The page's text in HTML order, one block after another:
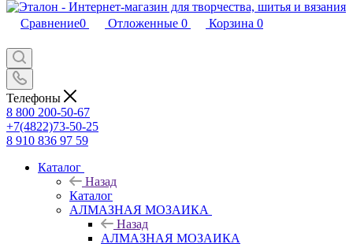
Сравнение0 Отложенные 0 Корзина 0
Телефоны
8 800 200-50-67
+7(4822)73-50-25
8 910 836 97 59
Каталог
Назад
Каталог
АЛМАЗНАЯ МОЗАИКА
Назад
АЛМАЗНАЯ МОЗАИКА